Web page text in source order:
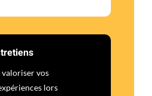
valoriser vos
lors